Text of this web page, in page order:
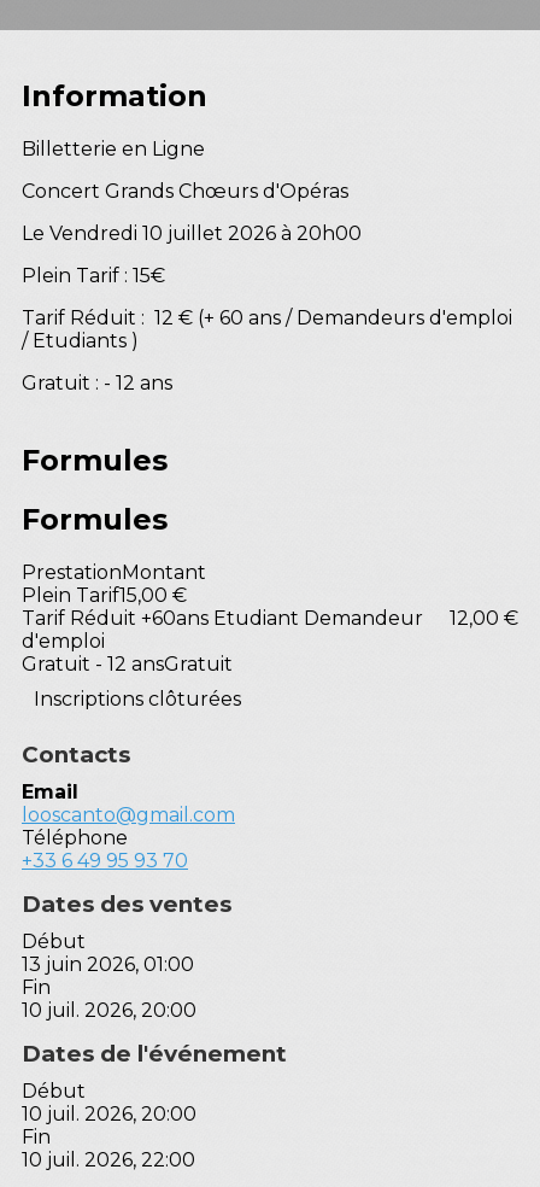
Information
Billetterie en Ligne
Concert Grands Chœurs d'Opéras
Le Vendredi 10 juillet 2026 à 20h00
Plein Tarif : 15€
Tarif Réduit : 12 € (+ 60 ans / Demandeurs d'emploi
/ Etudiants )
Gratuit : - 12 ans
Formules
Formules
PrestationMontant
Plein Tarif15,00 €
Tarif Réduit +60ans Etudiant Demandeur
d'emploi
12,00 €
Gratuit - 12 ansGratuit
Inscriptions clôturées
Contacts
Email
looscanto@gmail.com
Téléphone
+33 6 49 95 93 70
Dates des ventes
Début
13 juin 2026, 01:00
Fin
10 juil. 2026, 20:00
Dates de l'événement
Début
10 juil. 2026, 20:00
Fin
10 juil. 2026, 22:00